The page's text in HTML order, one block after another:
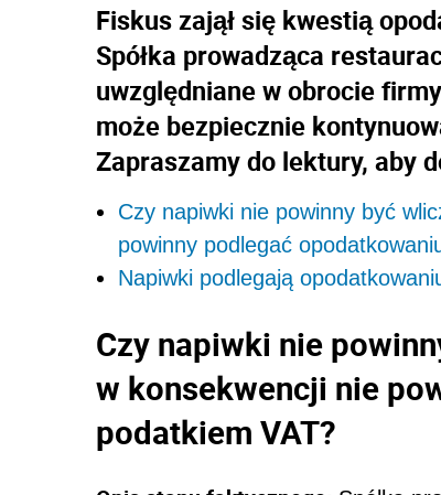
Fiskus zajął się kwestią
Spółka prowadząca
uwzględniane w obrocie
może bezpiecznie
Zapraszamy do lektury, aby
Czy napiwki nie powinny być
powinny podlegać
Napiwki podlegają
Czy napiwki nie
w konsekwencji nie
podatkiem VAT?